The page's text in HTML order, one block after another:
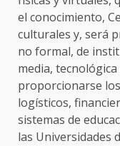
el conocimiento,
culturales y, será
no formal, de
media,
proporcionarse
logísticos,
sistemas de
las Universidades